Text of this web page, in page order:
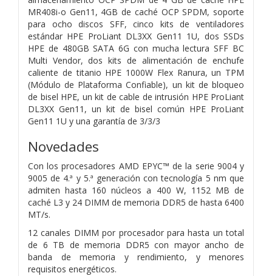
MR408i-o Gen11, 4GB de caché OCP SPDM, soporte
para ocho discos SFF, cinco kits de ventiladores
estándar HPE ProLiant DL3XX Gen11 1U, dos SSDs
HPE de 480GB SATA 6G con mucha lectura SFF BC
Multi Vendor, dos kits de alimentación de enchufe
caliente de titanio HPE 1000W Flex Ranura, un TPM
(Módulo de Plataforma Confiable), un kit de bloqueo
de bisel HPE, un kit de cable de intrusión HPE ProLiant
DL3XX Gen11, un kit de bisel común HPE ProLiant
Gen11 1U y una garantía de 3/3/3
Novedades
Con los procesadores AMD EPYC™ de la serie 9004 y
9005 de 4.ª y 5.ª generación con tecnología 5 nm que
admiten hasta 160 núcleos a 400 W, 1152 MB de
caché L3 y 24 DIMM de memoria DDR5 de hasta 6400
MT/s.
12 canales DIMM por procesador para hasta un total
de 6 TB de memoria DDR5 con mayor ancho de
banda de memoria y rendimiento, y menores
requisitos energéticos.